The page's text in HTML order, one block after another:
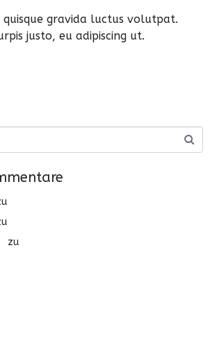
quisque gravida luctus volutpat.
justo, eu adipiscing ut.
zu